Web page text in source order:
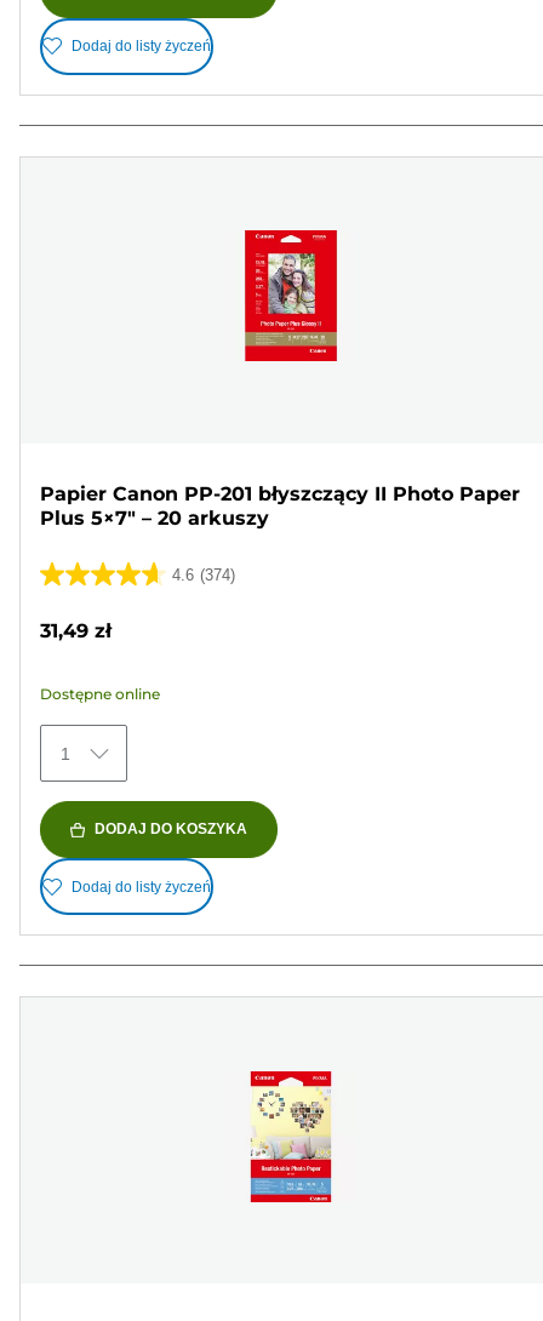
Dodaj do listy życzeń
Papier Canon PP-201 błyszczący II Photo Paper
Plus 5×7" – 20 arkuszy
4.6 (374)
4.6
5
374
Recenzji
31,49 zł
Dostępne online
1
DODAJ DO KOSZYKA
Dodaj do listy życzeń